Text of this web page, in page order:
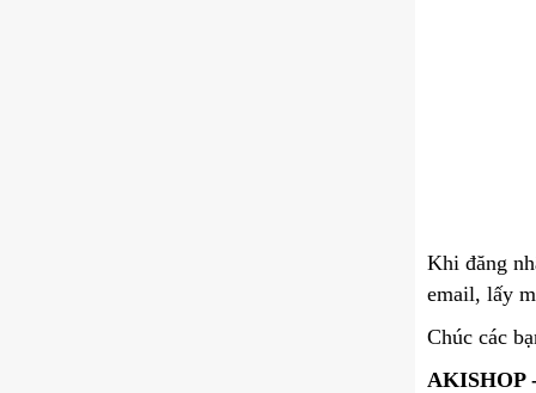
Khi đăng
email, lấy
Chúc các
AKISHOP